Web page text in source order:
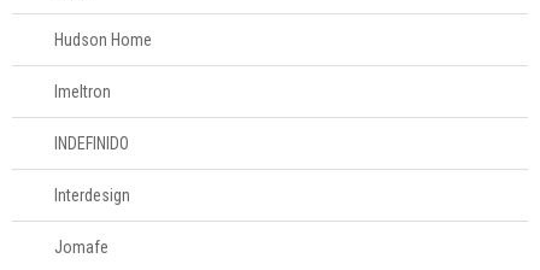
Hudson Home
Imeltron
INDEFINIDO
Interdesign
Jomafe